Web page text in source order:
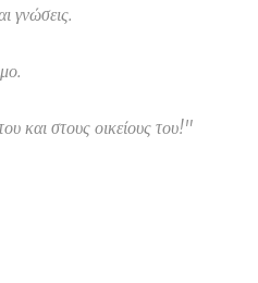
γνώσεις.
και στους οικείους του!"